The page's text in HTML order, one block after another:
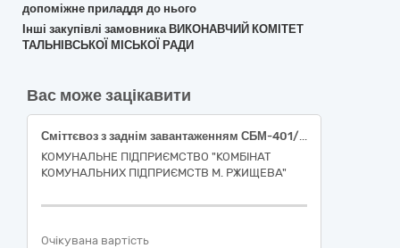
допоміжне приладдя до нього
Інші закупівлі замовника ВИКОНАВЧИЙ КОМІТЕТ
ТАЛЬНІВСЬКОЇ МІСЬКОЇ РАДИ
Вас може зацікавити
Сміттєвоз з заднім завантаженням СБМ-401/1 на базі шасі JAC N120 (або еквівалент) (код згідно ДК 021:2015 34140000-0 Великовантажні мототранспортні засоби)
КОМУНАЛЬНЕ ПІДПРИЄМСТВО "КОМБІНАТ
КОМУНАЛЬНИХ ПІДПРИЄМСТВ М. РЖИЩЕВА"
Очікувана вартість